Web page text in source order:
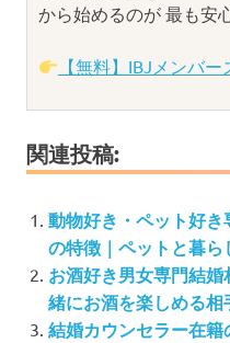
から始めるのが 最も安
【無料】IBJメンバ
関連投稿:
動物好き・ペット好き
の特徴｜ペットと暮
お酒好き男女専門結
緒にお酒を楽しめる相
結婚カウンセラー在